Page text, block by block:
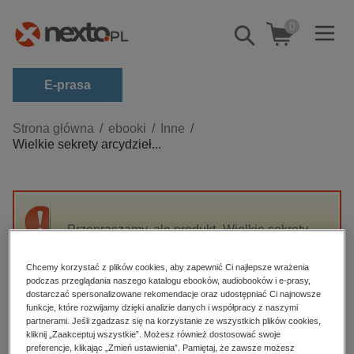
Pokaż/schowaj
wyszukiwarkę
0
E-prasa
Kategorie
Zobacz wszystkie E-prasa
budownictwo, aranżacja wnętrz
darmowe wydania
edukacja
hobby, sport, rozrywka
komputery, internet, technologie, informatyka
Strona główna ebooki
Inne
Wielkie sekrety arcydzieł...
Przepraszamy, ale produkt „Wielkie sekrety
High-contrast mode
Polecane
Chcemy korzystać z plików cookies, aby zapewnić Ci najlepsze wrażenia
podczas przeglądania naszego katalogu ebooków, audiobooków i e-prasy,
dostarczać spersonalizowane rekomendacje oraz udostępniać Ci najnowsze
funkcje, które rozwijamy dzięki analizie danych i współpracy z naszymi
partnerami. Jeśli zgadzasz się na korzystanie ze wszystkich plików cookies,
kliknij „Zaakceptuj wszystkie”. Możesz również dostosować swoje
preferencje, klikając „Zmień ustawienia”. Pamiętaj, że zawsze możesz